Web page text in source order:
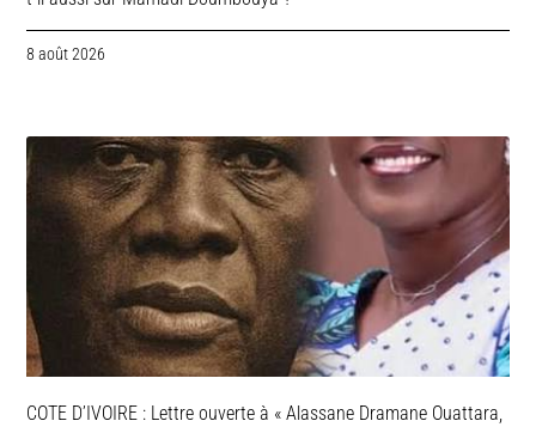
8 août 2026
COTE D’IVOIRE : Lettre ouverte à « Alassane Dramane Ouattara,